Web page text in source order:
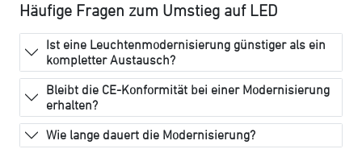
Häufige Fragen zum Umstieg auf LED
Ist eine Leuchtenmodernisierung günstiger als ein
kompletter Austausch?
Bleibt die CE-Konformität bei einer Modernisierung
erhalten?
Wie lange dauert die Modernisierung?